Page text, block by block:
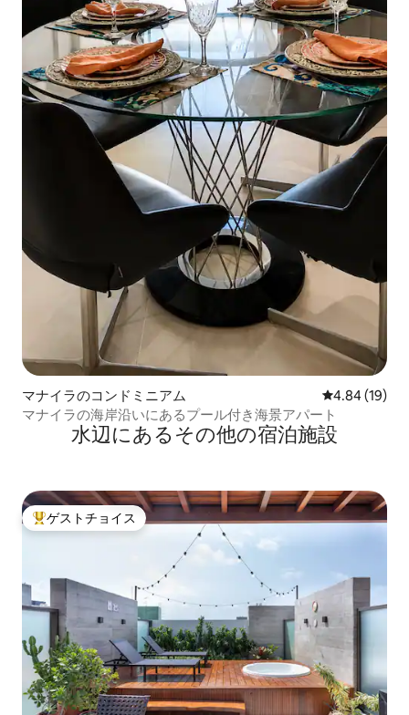
マナイラのコンドミニアム レビュー19
4.84 (19)
マナイラの海岸沿いにあるプール付き海景アパート
水辺にあるその他の宿泊施設
大好評のゲストチョイスです。
ゲストチョイス